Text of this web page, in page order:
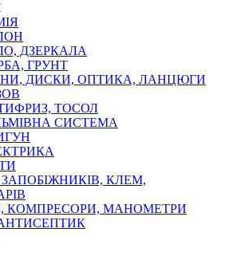
ДЗЕРКАЛА
ГРУНТ
ДИСКИ, ОПТИКА, ЛАНЦЮГИ
ТОСОЛ
СИСТЕМА
КЛЕМ,
КОМПРЕСОРИ, МАНОМЕТРИ